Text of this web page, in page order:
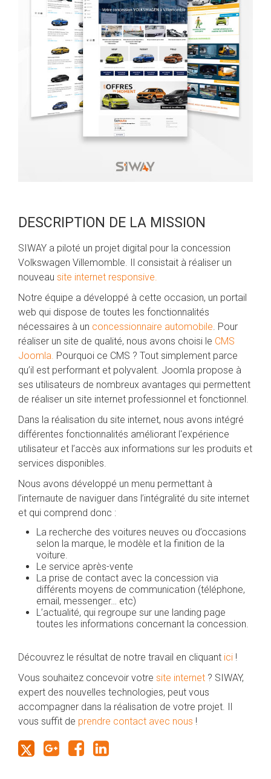
DESCRIPTION DE LA MISSION
SIWAY a piloté un projet digital pour la concession
Volkswagen Villemomble. Il consistait à réaliser un
nouveau site internet responsive.
Notre équipe a développé à cette occasion, un portail
web qui dispose de toutes les fonctionnalités
nécessaires à un concessionnaire automobile. Pour
réaliser un site de qualité, nous avons choisi le CMS
Joomla. Pourquoi ce CMS ? Tout simplement parce
qu’il est performant et polyvalent. Joomla propose à
ses utilisateurs de nombreux avantages qui permettent
de réaliser un site internet professionnel et fonctionnel.
Dans la réalisation du site internet, nous avons intégré
différentes fonctionnalités améliorant l'expérience
utilisateur et l’accès aux informations sur les produits et
services disponibles.
Nous avons développé un menu permettant à
l’internaute de naviguer dans l’intégralité du site internet
et qui comprend donc :
La recherche des voitures neuves ou d’occasions
selon la marque, le modèle et la finition de la
voiture.
Le service après-vente
La prise de contact avec la concession via
différents moyens de communication (téléphone,
email, messenger… etc)
L’actualité, qui regroupe sur une landing page
toutes les informations concernant la concession.
Découvrez le résultat de notre travail en cliquant ici !
Vous souhaitez concevoir votre site internet ? SIWAY,
expert des nouvelles technologies, peut vous
accompagner dans la réalisation de votre projet. Il
vous suffit de prendre contact avec nous !